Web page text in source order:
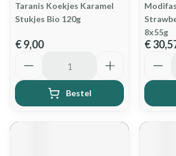
Taranis Koekjes Karamel
Stukjes Bio 120g
€ 9,00
Bestel
8x55g
€